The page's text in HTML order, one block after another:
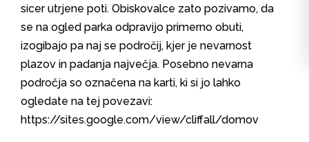
sicer utrjene poti. Obiskovalce zato pozivamo, da
se na ogled parka odpravijo primerno obuti,
izogibajo pa naj se področij, kjer je nevarnost
plazov in padanja največja. Posebno nevarna
področja so označena na karti, ki si jo lahko
ogledate na tej povezavi:
https://sites.google.com/view/cliffall/domov